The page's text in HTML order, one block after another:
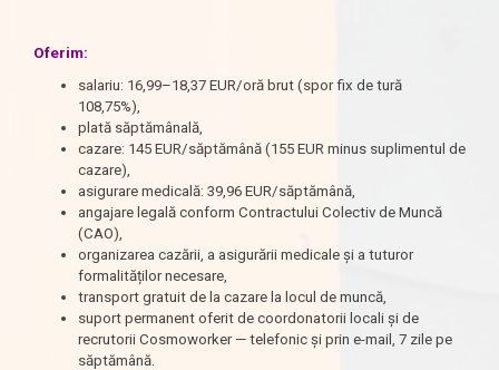
Oferim:
salariu: 16,99–18,37 EUR/oră brut (spor fix de tură
108,75%),
plată săptămânală,
cazare: 145 EUR/săptămână (155 EUR minus suplimentul de
cazare),
asigurare medicală: 39,96 EUR/săptămână,
angajare legală conform Contractului Colectiv de Muncă
(CAO),
organizarea cazării, a asigurării medicale și a tuturor
formalităților necesare,
transport gratuit de la cazare la locul de muncă,
suport permanent oferit de coordonatorii locali și de
recrutorii Cosmoworker — telefonic și prin e-mail, 7 zile pe
săptămână.